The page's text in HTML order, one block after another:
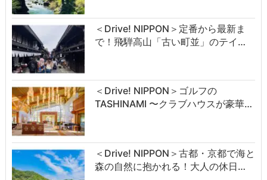
＜Drive! NIPPON＞定番から最新ま
で！飛騨高山「古い町並」のテイ…
＜Drive! NIPPON＞ゴルフの
TASHINAMI 〜クラブハウスが豪華…
＜Drive! NIPPON＞古都・京都で海と
森の自然に抱かれる！大人の休日…